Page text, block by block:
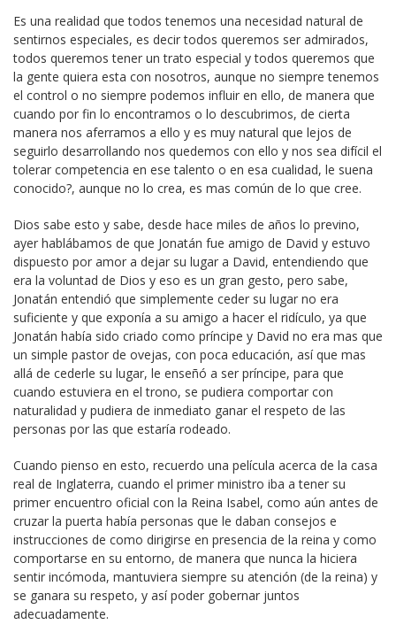
Es una realidad que todos tenemos una necesidad natural de
sentirnos especiales, es decir todos queremos ser admirados,
todos queremos tener un trato especial y todos queremos que
la gente quiera esta con nosotros, aunque no siempre tenemos
el control o no siempre podemos influir en ello, de manera que
cuando por fin lo encontramos o lo descubrimos, de cierta
manera nos aferramos a ello y es muy natural que lejos de
seguirlo desarrollando nos quedemos con ello y nos sea difícil el
tolerar competencia en ese talento o en esa cualidad, le suena
conocido?, aunque no lo crea, es mas común de lo que cree.
Dios sabe esto y sabe, desde hace miles de años lo previno,
ayer hablábamos de que Jonatán fue amigo de David y estuvo
dispuesto por amor a dejar su lugar a David, entendiendo que
era la voluntad de Dios y eso es un gran gesto, pero sabe,
Jonatán entendió que simplemente ceder su lugar no era
suficiente y que exponía a su amigo a hacer el ridículo, ya que
Jonatán había sido criado como príncipe y David no era mas que
un simple pastor de ovejas, con poca educación, así que mas
allá de cederle su lugar, le enseñó a ser príncipe, para que
cuando estuviera en el trono, se pudiera comportar con
naturalidad y pudiera de inmediato ganar el respeto de las
personas por las que estaría rodeado.
Cuando pienso en esto, recuerdo una película acerca de la casa
real de Inglaterra, cuando el primer ministro iba a tener su
primer encuentro oficial con la Reina Isabel, como aún antes de
cruzar la puerta había personas que le daban consejos e
instrucciones de como dirigirse en presencia de la reina y como
comportarse en su entorno, de manera que nunca la hiciera
sentir incómoda, mantuviera siempre su atención (de la reina) y
se ganara su respeto, y así poder gobernar juntos
adecuadamente.